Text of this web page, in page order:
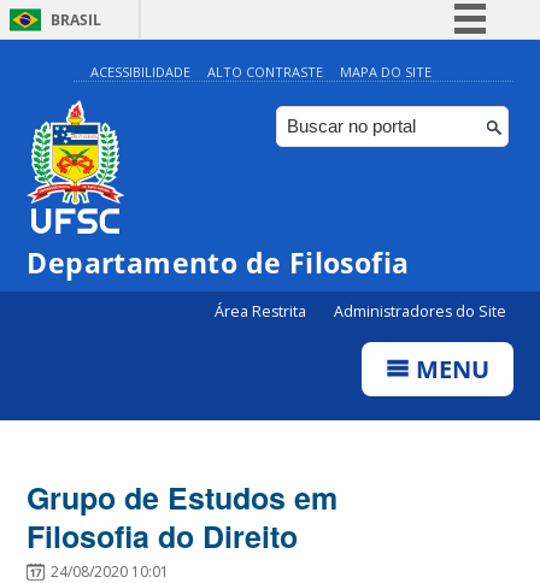
BRASIL
Simplifique!
Comunica BR
Participe
Canais
ACESSIBILIDADE ALTO CONTRASTE MAPA DO SITE
Departamento de Filosofia
Área Restrita Administradores do Site
MENU
Grupo de Estudos em
Filosofia do Direito
24/08/2020 10:01